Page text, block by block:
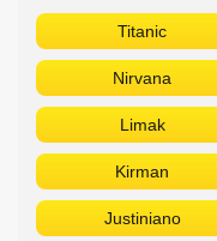
Titanic
Nirvana
Limak
Kirman
Justiniano